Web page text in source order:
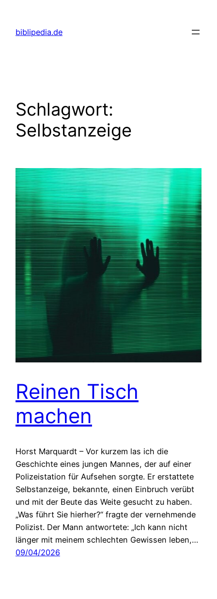
springen
biblipedia.de
Schlagwort:
Selbstanzeige
Reinen Tisch
machen
Horst Marquardt – Vor kurzem las ich die
Geschichte eines jungen Mannes, der auf einer
Polizeistation für Aufsehen sorgte. Er erstattete
Selbstanzeige, bekannte, einen Einbruch verübt
und mit der Beute das Weite gesucht zu haben.
„Was führt Sie hierher?“ fragte der vernehmende
Polizist. Der Mann antwortete: „Ich kann nicht
länger mit meinem schlechten Gewissen leben,…
09/04/2026